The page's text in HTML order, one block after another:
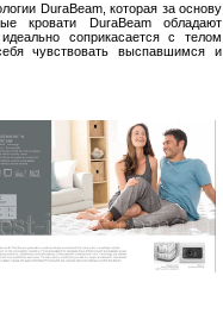
DuraBeam, которая за основу
кровати DuraBeamобладают
соприкасается с телом
чувствовать выспавшимся и